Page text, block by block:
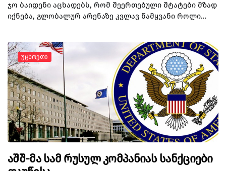
ჯო ბაიდენი აცხადებს, რომ შეერთებული შტატები მზად
იქნება, გლობალურ არენაზე კვლავ წამყვანი როლი
ეროვნული უსაფრთხოების გუნდის წარდგენისას
განაცხადა, რომ ამერიკა დაბრუნდა. „ეს არის გუნდი,
რომელიც გამოხატავს, რომ ამერიკა დაბრუნდა, მზად
არის უხელმძღვანელოს მსოფლიოს, არ დაიხიოს უკან,
კვლავ დაჯდეს მაგიდის თავში, მზად არის
წინააღმდეგობა გაუწიოს მეტოქეებს და არ უარყოს
ჩვენი მოკავშირეები, მზად არის მტკიცედ დაიცვას
ჩვენი ღირებულებები“, – განაცხადა ჯო ბაიდენმა.
აღსანიშნავია, რომ ჯო ბაიდენის ეს მიდგომა
პოლიტიკისგან, რომლის პრიორიტეტული ლოზუნგი იყო
Უცხოეთი
აშშ-მა სამ რუსულ კომპანიას სანქციები